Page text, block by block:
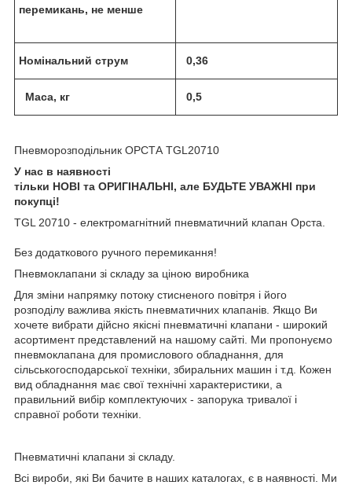
перемикань, не менше
Номінальний струм 0,36
Маса, кг 0,5
Пневморозподільник ОРСТА TGL20710
У нас в наявності
тільки НОВІ та ОРИГІНАЛЬНІ, але БУДЬТЕ УВАЖНІ при
покупці!
TGL 20710 - електромагнітний пневматичний клапан Орста.
Без додаткового ручного перемикання!
Пневмоклапани зі складу за ціною виробника
Для зміни напрямку потоку стисненого повітря і його
розподілу важлива якість пневматичних клапанів. Якщо Ви
хочете вибрати дійсно якісні пневматичні клапани - широкий
асортимент представлений на нашому сайті. Ми пропонуємо
пневмоклапана для промислового обладнання, для
сільськогосподарської техніки, збиральних машин і т.д. Кожен
вид обладнання має свої технічні характеристики, а
правильний вибір комплектуючих - запорука тривалої і
справної роботи техніки.
Пневматичні клапани зі складу.
Всі вироби, які Ви бачите в наших каталогах, є в наявності. Ми